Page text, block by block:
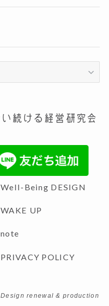
Well-Being DESIGN
WAKE UP
note
PRIVACY POLICY
Design renewal & production